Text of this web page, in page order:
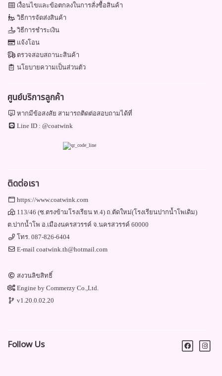
เงื่อนไขและข้อตกลงในการสั่งซื้อสินค้า
วิธีการจัดส่งสินค้า
วิธีการชำระเงิน
แจ้งโอน
ตรวจสอบสถานะสินค้า
นโยบายความเป็นส่วนตัว
ศูนย์บริการลูกค้า
หากมีข้อสงสัย สามารถติดต่อสอบถามได้ที่
Line ID :@coatwink
ติดต่อเรา
https://www.coatwink.com
113/46 (ซ.ตรงข้ามโรงเรียน ท.4) ถ.ตัดใหม่(โรงเรียนปากน้ำโพเดิม)
ต.ปากน้ำโพ อ.เมืองนครสวรรค์ จ.นครสวรรค์ 60000
โทร.087-826-6404
E-mailcoatwink.th@hotmail.com
สงวนลิขสิทธิ์
Engine byCommerzy Co.,Ltd.
v1.20.0.02.20
Follow Us